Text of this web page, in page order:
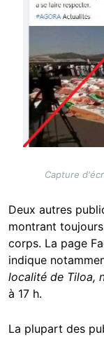
Capture
Deux autres
montrant
corps. La page
indique
localité de Tiloa,
à 17 h.
La plupart des